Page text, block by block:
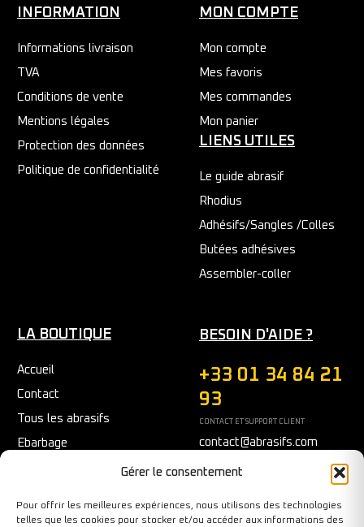
Gérer le consentement
Pour offrir les meilleures expériences, nous utilisons des technologies
telles que les cookies pour stocker et/ou accéder aux informations des
INFORMATION
Informations livraison
TVA
Conditions de vente
Mentions légales
Protection des données
Politique de confidentialité
MON COMPTE
Mon compte
Mes favoris
Mes commandes
Mon panier
LIENS UTILES
Le guide abrasif
Rhodius
Adhésifs/Sangles /Colles
Butées adhésives
Assembler-coller
LA BOUTIQUE
Accueil
Contact
Tous les abrasifs
Ebarbage
Nettoyage
BESOIN D'AIDE ?
+33 01 34 84 21
93
CONTACT ET SUPPORT CLIENT
contact@abrasifs.com
Du Lundi au Vendredi